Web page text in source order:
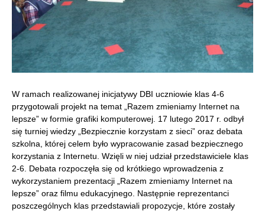
W ramach realizowanej inicjatywy DBI uczniowie klas 4-6
przygotowali projekt na temat „Razem zmieniamy Internet na
lepsze” w formie grafiki komputerowej. 17 lutego 2017 r. odbył
się turniej wiedzy „Bezpiecznie korzystam z sieci” oraz debata
szkolna, której celem było wypracowanie zasad bezpiecznego
korzystania z Internetu. Wzięli w niej udział przedstawiciele klas
2-6. Debata rozpoczęła się od krótkiego wprowadzenia z
wykorzystaniem prezentacji „Razem zmieniamy Internet na
lepsze” oraz filmu edukacyjnego. Następnie reprezentanci
poszczególnych klas przedstawiali propozycje, które zostały